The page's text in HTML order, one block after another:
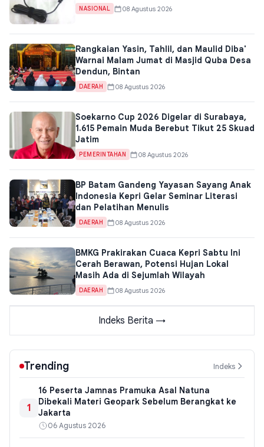
NASIONAL 08 Agustus 2026
Rangkaian Yasin, Tahlil, dan Maulid Diba'
Warnai Malam Jumat di Masjid Quba Desa
Dendun, Bintan
DAERAH 08 Agustus 2026
Soekarno Cup 2026 Digelar di Surabaya,
1.615 Pemain Muda Berebut Tikut 25 Skuad
Jatim
PEMERINTAHAN 08 Agustus 2026
BP Batam Gandeng Yayasan Sayang Anak
Indonesia Kepri Gelar Seminar Literasi
dan Pelatihan Menulis
DAERAH 08 Agustus 2026
BMKG Prakirakan Cuaca Kepri Sabtu Ini
Cerah Berawan, Potensi Hujan Lokal
Masih Ada di Sejumlah Wilayah
DAERAH 08 Agustus 2026
Indeks Berita →
Trending Indeks
1
16 Peserta Jamnas Pramuka Asal Natuna
Dibekali Materi Geopark Sebelum Berangkat ke
Jakarta
06 Agustus 2026